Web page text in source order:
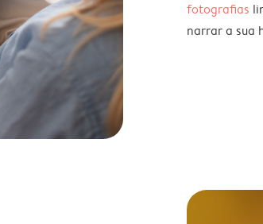
fotografias
narrar a sua